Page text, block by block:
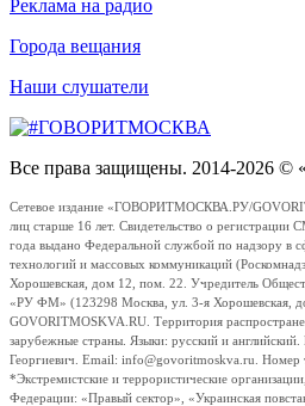
Реклама на радио
Города вещания
Наши слушатели
Все права защищены. 2014-2026 ©
Сетевое издание «ГОВОРИТМОСКВА.РУ/
лиц старше 16 лет. Свидетельство о
года выдано Федеральной службой по надзору в
технологий и массовых коммуникаций
Хорошевская, дом 12, пом. 22. Учредитель
«РУ ФМ» (123298 Москва, ул. 3-я Хорошевская,
GOVORITMOSKVA.RU. Территория
зарубежные страны. Языки: русский и
Георгиевич. Email: info@govoritmoskva.ru. Номер
*Экстремистские и террористические
Федерации: «Правый сектор», «Украинская